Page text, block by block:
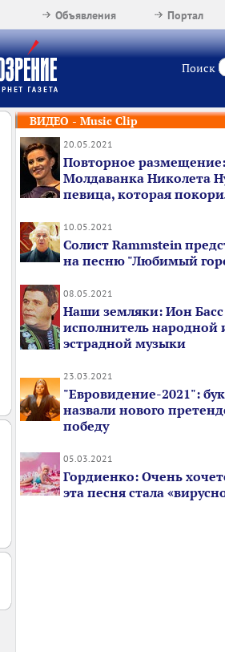
Портал
Объявления
Поиск
ВИДЕО - Music Clip
20.05.2021
Повторное размещение:
Молдаванка Николета
певица, которая
10.05.2021
Солист Rammstein
на песню "Любимый
08.05.2021
Наши земляки: Ион Басс
исполнитель народной
эстрадной музыки
23.03.2021
"Евровидение-2021":
назвали нового
победу
05.03.2021
Гордиенко: Очень
эта песня стала